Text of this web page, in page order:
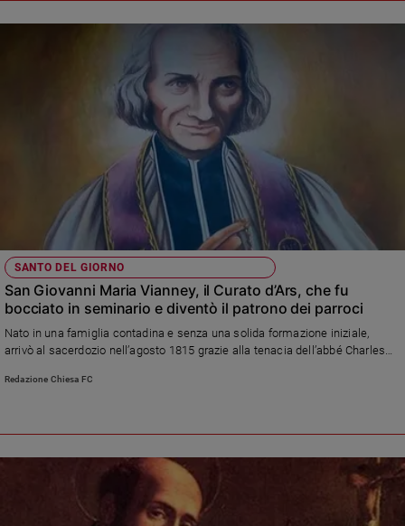
SANTO DEL GIORNO
San Giovanni Maria Vianney, il Curato d’Ars, che fu
bocciato in seminario e diventò il patrono dei parroci
Nato in una famiglia contadina e senza una solida formazione iniziale,
arrivò al sacerdozio nell’agosto 1815 grazie alla tenacia dell’abbé Charles
difficili. Trasformò un piccolo villaggio, Ars, in una meta di pellegrinaggio,
Redazione Chiesa FC